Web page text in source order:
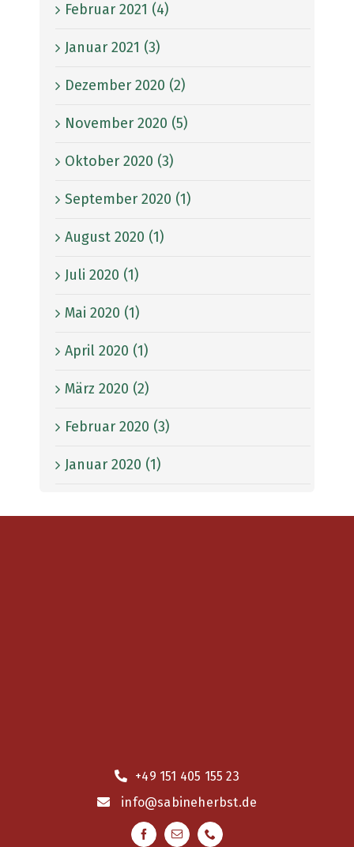
Februar 2021 (4)
Januar 2021 (3)
Dezember 2020 (2)
November 2020 (5)
Oktober 2020 (3)
September 2020 (1)
August 2020 (1)
Juli 2020 (1)
Mai 2020 (1)
April 2020 (1)
März 2020 (2)
Februar 2020 (3)
Januar 2020 (1)
+49 151 405 155 23
info@sabineherbst.de